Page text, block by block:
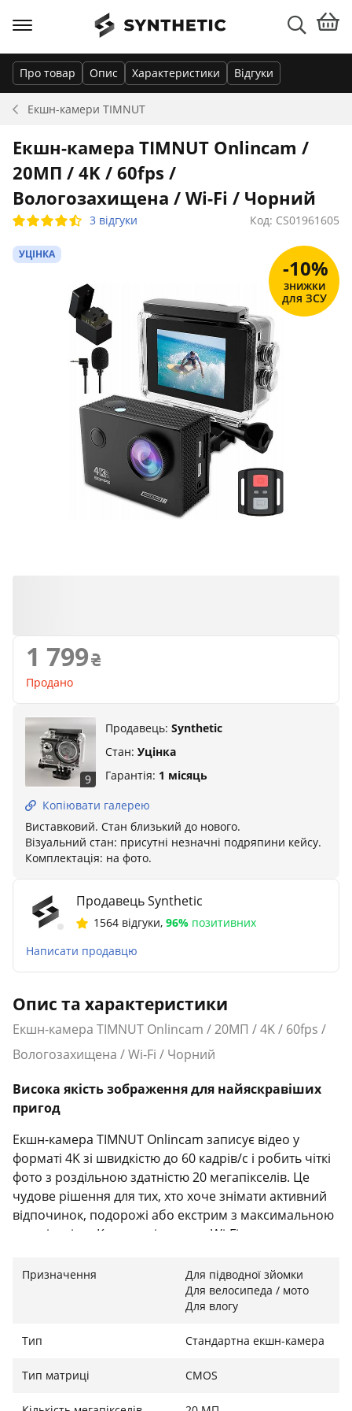
Екшн-камери TIMNUT
Про товар Опис Характеристики Відгуки
Екшн-камера TIMNUT Onlincam /
20МП / 4K / 60fps /
Вологозахищена / Wi-Fi / Чорний
3 відгуки Код: CS01961605
УЦІНКА
-10%
знижки
для ЗСУ
1 799
Продано
9
Продавець: Synthetic
Стан: Уцінка
Гарантія: 1 місяць
Копіювати галерею
Виставковий. Стан близький до нового.
Візуальний стан: присутні незначні подряпини кейсу.
Комплектація: на фото.
Продавець Synthetic
1564 відгуки, 96% позитивних
Написати продавцю
Опис та характеристики
Екшн-камера TIMNUT Onlincam / 20МП / 4K / 60fps /
Вологозахищена / Wi-Fi / Чорний
Висока якість зображення для найяскравіших
пригод
Екшн-камера TIMNUT Onlincam записує відео у
форматі 4K зі швидкістю до 60 кадрів/с і робить чіткі
фото з роздільною здатністю 20 мегапікселів. Це
чудове рішення для тих, хто хоче знімати активний
відпочинок, подорожі або екстрим з максимальною
деталізацією. Камера підтримує Wi-Fi, тож передача
зручна.
Готова до підводних глибин
на глибині до 40 метрів, що робить її надійним
супутником для дайвінгу, каякінгу чи серфінгу. Ви
Призначення
Для підводної зйомки
Для велосипеда / мото
Для влогу
Тип Стандартна екшн-камера
Тип матриці CMOS